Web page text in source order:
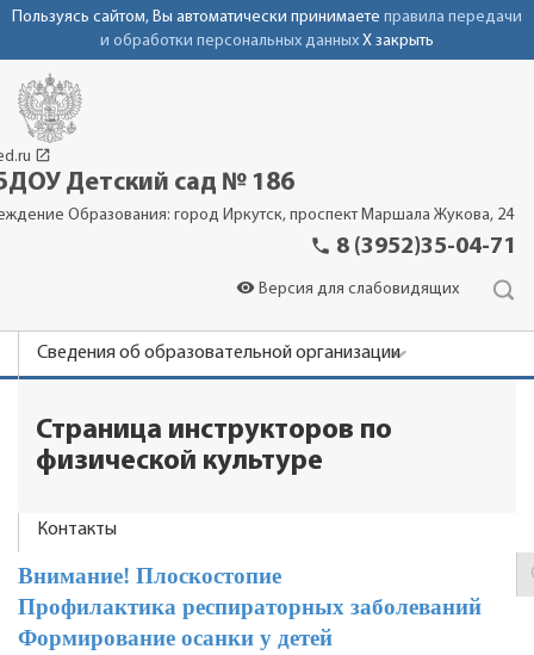
Пользуясь сайтом, Вы автоматически принимаете правила передачи
и обработки персональных данных X закрыть
launch
Детский сад № 186
Образования: город Иркутск, проспект Маршала Жукова, 24
phone 8 (3952)35-04-71
visibility Версия для слабовидящих
Сведения об образовательной организации
Родителям
Контакты
Страница инструкторов по
физической культуре
Внимание! Плоскостопие
Профилактика респираторных заболеваний
Формирование осанки у детей